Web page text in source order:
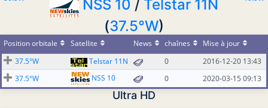
NSS 10 / Telstar 11N
(37.5°W)
Position orbitale Satellite News chaînes
Mise à jour
37.5°W
Telstar 11N 0
2016-12-20 13:43
37.5°W
NSS 10 0 2020-03-15 09:13
Ultra HD